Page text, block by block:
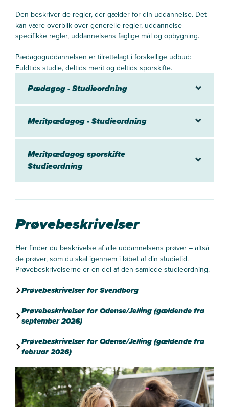
Den beskriver de regler, der gælder for din uddannelse. Det
kan være overblik over generelle regler, uddannelse
specifikke regler, uddannelsens faglige mål og opbygning.
Pædagoguddannelsen er tilrettelagt i forskellige udbud:
Fuldtids studie, deltids merit og deltids sporskifte.
Pædagog - Studieordning
Meritpædagog - Studieordning
Meritpædagog sporskifte
Studieordning
Prøvebeskrivelser
Her finder du beskrivelse af alle uddannelsens prøver – altså
de prøver, som du skal igennem i løbet af din studietid.
Prøvebeskrivelserne er en del af den samlede studieordning.
Prøvebeskrivelser for Svendborg
Prøvebeskrivelser for Odense/Jelling (gældende fra
september 2026)
Prøvebeskrivelser for Odense/Jelling (gældende fra
februar 2026)